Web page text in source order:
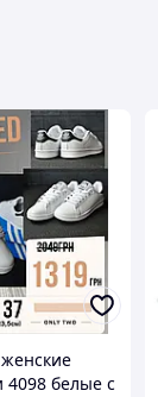
4098 белые с